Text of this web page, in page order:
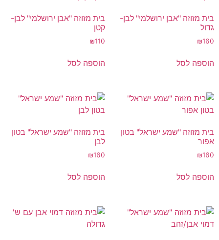
בית מזוזה "אבן ירושלמי" לבן-
גדול
₪160
הוספה לסל
בית מזוזה "אבן ירושלמי" לבן-
קטן
₪110
הוספה לסל
בית מזוזה "שמע ישראל" בטון
אפור
₪160
הוספה לסל
בית מזוזה "שמע ישראל" בטון
לבן
₪160
הוספה לסל